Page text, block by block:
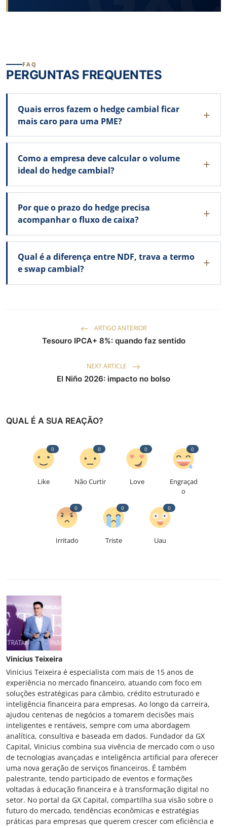
FAQ
PERGUNTAS FREQUENTES
Quais erros fazem o hedge cambial ficar
mais caro para uma PME?
Como a empresa deve calcular o volume
ideal do hedge cambial?
Por que o prazo do hedge precisa
acompanhar o fluxo de caixa?
Qual é a diferença entre NDF, trava a termo
e swap cambial?
ARTIGO ANTERIOR
Tesouro IPCA+ 8%: quando faz sentido
NEXT ARTICLE
El Niño 2026: impacto no bolso
QUAL É A SUA REAÇÃO?
Like
0
Não Curtir
0
Love
0
Engraçad
o
0
Irritado
0
Triste
0
Uau
0
Vinicius Teixeira
Vinicius Teixeira é especialista com mais de 15 anos de
experiência no mercado financeiro, atuando com foco em
soluções estratégicas para câmbio, crédito estruturado e
inteligência financeira para empresas. Ao longo da carreira,
ajudou centenas de negócios a tomarem decisões mais
inteligentes e rentáveis, sempre com uma abordagem
analítica, consultiva e baseada em dados. Fundador da GX
Capital, Vinicius combina sua vivência de mercado com o uso
de tecnologias avançadas e inteligência artificial para oferecer
uma nova geração de serviços financeiros. É também
palestrante, tendo participado de eventos e formações
voltadas à educação financeira e à transformação digital no
setor. No portal da GX Capital, compartilha sua visão sobre o
futuro do mercado, tendências econômicas e estratégias
práticas para empresas que querem crescer com eficiência e